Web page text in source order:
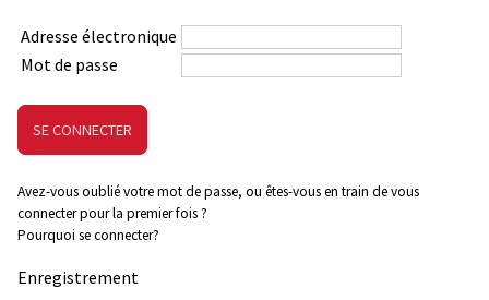
Adresse électronique
Mot de passe
Avez-vous oublié votre mot de passe, ou êtes-vous en train de vous
connecter pour la premier fois ?
Pourquoi se connecter?
Enregistrement